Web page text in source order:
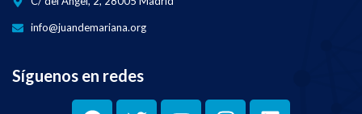
info@juandemariana.org
Síguenos en redes